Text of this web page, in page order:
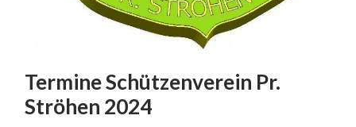
Termine Schützenverein Pr.
Ströhen 2024